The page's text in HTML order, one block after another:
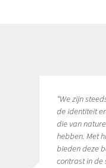
“We zijn
de identiteit
die van
hebben. Met
bieden deze
contrast in de